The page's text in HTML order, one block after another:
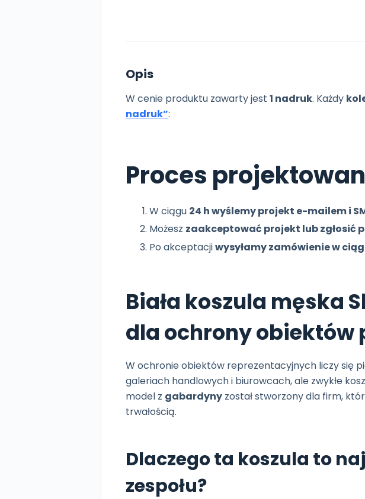
Opis
W cenie produktu zawarty jest 1 nadruk. Każdy
nadruk”:
Proces
W ciągu 24 h wyślemy projekt e-mailem i
Możesz zaakceptować projekt lub zgłosić
Po akceptacjiwysyłamy zamówienie w
Biała koszula męska
dla ochrony obiektów
W ochronie obiektów reprezentacyjnych liczy się
galeriach handlowych i biurowcach, ale zwykłe
model z gabardyny został stworzony dla firm,
trwałością.
Dlaczego ta koszula to
zespołu?